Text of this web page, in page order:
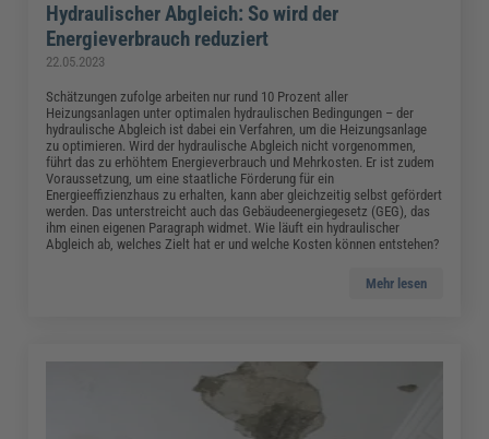
Hydraulischer Abgleich: So wird der
Energieverbrauch reduziert
22.05.2023
Schätzungen zufolge arbeiten nur rund 10 Prozent aller
Heizungsanlagen unter optimalen hydraulischen Bedingungen – der
hydraulische Abgleich ist dabei ein Verfahren, um die Heizungsanlage
zu optimieren. Wird der hydraulische Abgleich nicht vorgenommen,
führt das zu erhöhtem Energieverbrauch und Mehrkosten. Er ist zudem
Voraussetzung, um eine staatliche Förderung für ein
Energieeffizienzhaus zu erhalten, kann aber gleichzeitig selbst gefördert
werden. Das unterstreicht auch das Gebäudeenergiegesetz (GEG), das
ihm einen eigenen Paragraph widmet. Wie läuft ein hydraulischer
Abgleich ab, welches Zielt hat er und welche Kosten können entstehen?
Mehr lesen